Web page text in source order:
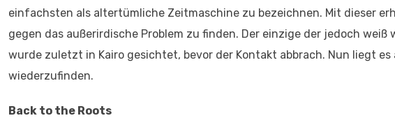
einfachsten als altertümliche Zeitmaschine zu bezeichnen. Mit dieser
gegen das außerirdische Problem zu finden. Der einzige der jedoch
wurde zuletzt in Kairo gesichtet, bevor der Kontakt abbrach. Nun liegt es
wiederzufinden.
Back to the Roots